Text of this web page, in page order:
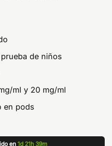
de niños
ml y 20 mg/ml
en pods
en 1d 21h 39m